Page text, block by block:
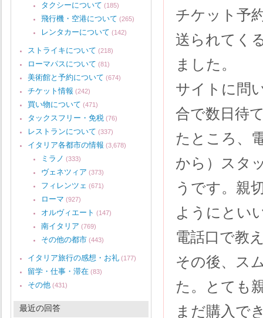
チケット予
送られてく
ました。
サイトに問
合で数日待
たところ、
から）スタ
うです。親
ようにとい
電話口で教
その後、ス
た。とても
まだ購入で
タクシーについて (185)
飛行機・空港について (265)
レンタカーについて (142)
ストライキについて (218)
ローマパスについて (81)
美術館と予約について (674)
チケット情報 (242)
買い物について (471)
タックスフリー・免税 (76)
レストランについて (337)
イタリア各都市の情報 (3,678)
ミラノ (333)
ヴェネツィア (373)
フィレンツェ (671)
ローマ (927)
オルヴィエート (147)
南イタリア (769)
その他の都市 (443)
イタリア旅行の感想・お礼 (177)
留学・仕事・滞在 (83)
その他 (431)
最近の回答